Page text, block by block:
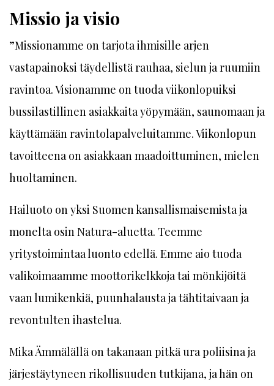
Missio ja visio
”Missionamme on tarjota ihmisille arjen
vastapainoksi täydellistä rauhaa, sielun ja ruumiin
ravintoa. Visionamme on tuoda viikonlopuiksi
bussilastillinen asiakkaita yöpymään, saunomaan ja
käyttämään ravintolapalveluitamme. Viikonlopun
tavoitteena on asiakkaan maadoittuminen, mielen
huoltaminen.
Hailuoto on yksi Suomen kansallismaisemista ja
monelta osin Natura-aluetta. Teemme
yritystoimintaa luonto edellä. Emme aio tuoda
valikoimaamme moottorikelkkoja tai mönkijöitä
vaan lumikenkiä, puunhalausta ja tähtitaivaan ja
revontulten ihastelua.
Mika Ämmälällä on takanaan pitkä ura poliisina ja
järjestäytyneen rikollisuuden tutkijana, ja hän on